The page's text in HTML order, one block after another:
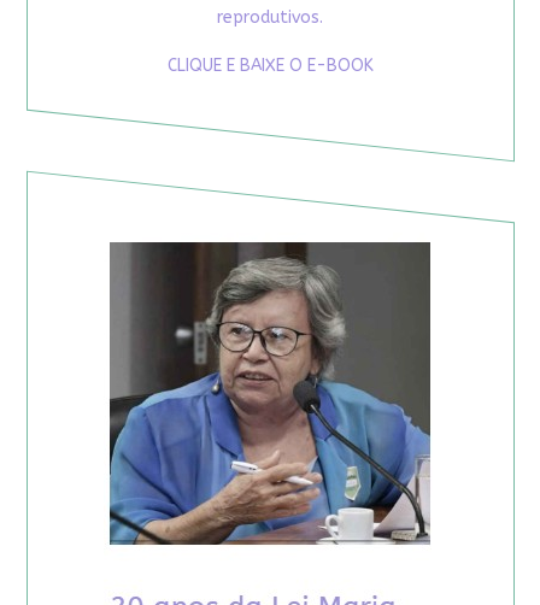
reprodutivos.
CLIQUE E BAIXE O E-BOOK